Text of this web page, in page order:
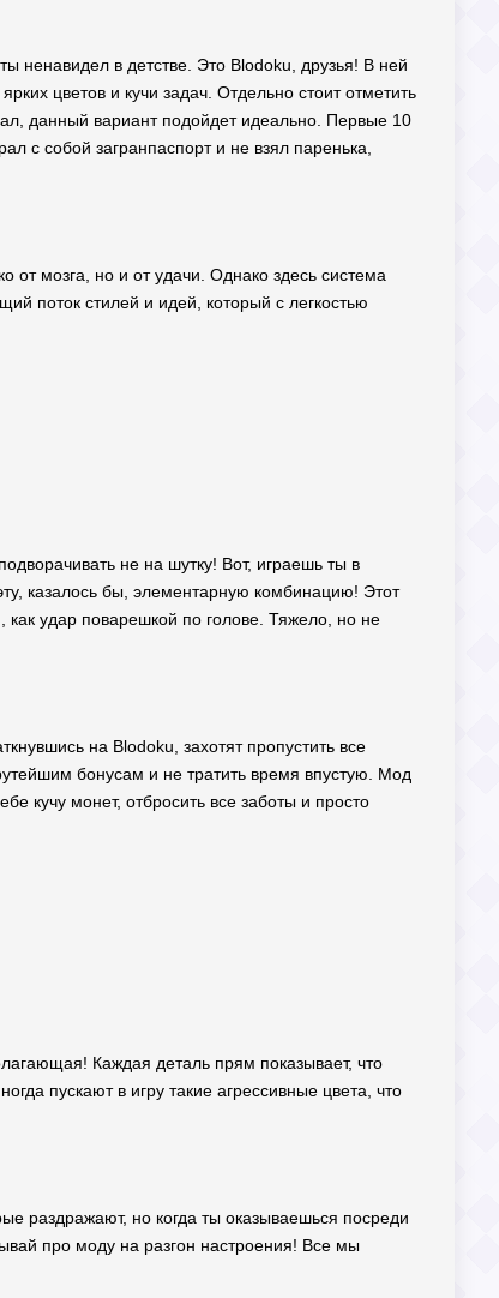
ненавидел в детстве. Это Blodoku, друзья! В ней
цветов и кучи задач. Отдельно стоит отметить
данный вариант подойдет идеально. Первые 10
с собой загранпаспорт и не взял паренька,
от мозга, но и от удачи. Однако здесь система
поток стилей и идей, который с легкостью
не на шутку! Вот, играешь ты в
казалось бы, элементарную комбинацию! Этот
как удар поварешкой по голове. Тяжело, но не
на Blodoku, захотят пропустить все
бонусам и не тратить время впустую. Мод
кучу монет, отбросить все заботы и просто
Каждая деталь прям показывает, что
пускают в игру такие агрессивные цвета, что
раздражают, но когда ты оказываешься посреди
про моду на разгон настроения! Все мы